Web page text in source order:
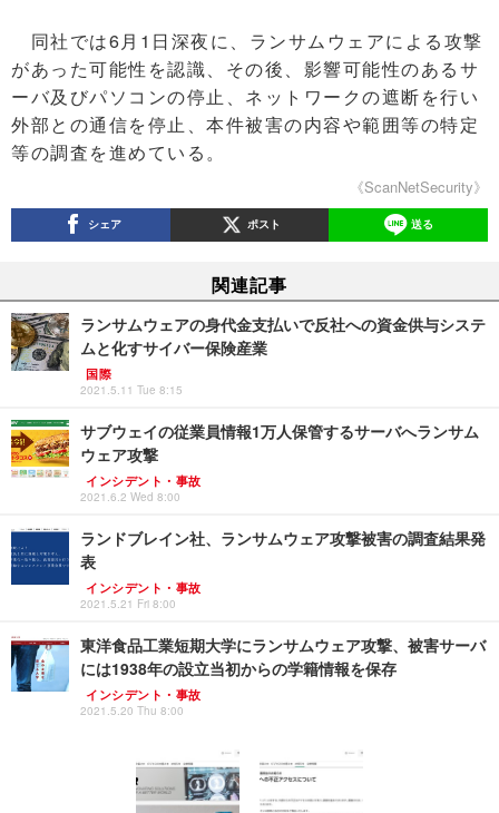
同社では6月1日深夜に、ランサムウェアによる攻撃
があった可能性を認識、その後、影響可能性のあるサ
ーバ及びパソコンの停止、ネットワークの遮断を行い
外部との通信を停止、本件被害の内容や範囲等の特定
等の調査を進めている。
《ScanNetSecurity》
シェア ポスト 送る
関連記事
ランサムウェアの身代金支払いで反社への資金供与システ
ムと化すサイバー保険産業
国際
2021.5.11 Tue 8:15
サブウェイの従業員情報1万人保管するサーバへランサム
ウェア攻撃
インシデント・事故
2021.6.2 Wed 8:00
ランドブレイン社、ランサムウェア攻撃被害の調査結果発
表
インシデント・事故
2021.5.21 Fri 8:00
東洋食品工業短期大学にランサムウェア攻撃、被害サーバ
には1938年の設立当初からの学籍情報を保存
インシデント・事故
2021.5.20 Thu 8:00